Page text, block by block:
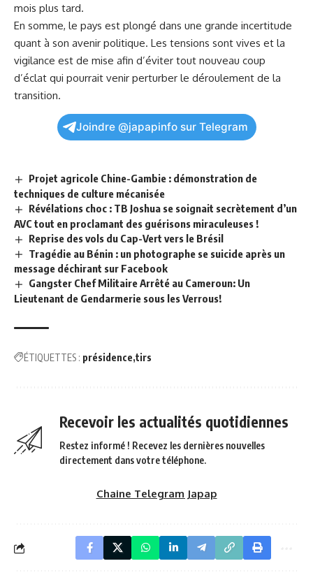
mois plus tard.
En somme, le pays est plongé dans une grande incertitude
quant à son avenir politique. Les tensions sont vives et la
vigilance est‍ de mise afin d’éviter​ tout nouveau coup
d’éclat qui pourrait ‍venir perturber le déroulement de la
transition.
Joindre @japapinfo sur Telegram
Projet agricole Chine-Gambie : démonstration de
techniques de culture mécanisée
Révélations choc : TB Joshua se soignait secrètement d’un
AVC tout en proclamant des guérisons miraculeuses !
Reprise des vols du Cap-Vert vers le Brésil
Tragédie au Bénin : un photographe se suicide après un
message déchirant sur Facebook
Gangster Chef Militaire Arrêté au Cameroun: Un
Lieutenant de Gendarmerie sous les Verrous!
ÉTIQUETTES : présidence tirs
Recevoir les actualités quotidiennes
Restez informé ! Recevez les dernières nouvelles
directement dans votre téléphone.
Chaine Telegram Japap